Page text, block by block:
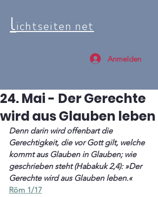
lichtseiten net
Anmelden
24. Mai - Der Gerechte
wird aus Glauben leben
Denn darin wird offenbart die
Gerechtigkeit, die vor Gott gilt, welche
kommt aus Glauben in Glauben; wie
geschrieben steht (Habakuk 2,4): »Der
Gerechte wird aus Glauben leben.«
Röm 1/17